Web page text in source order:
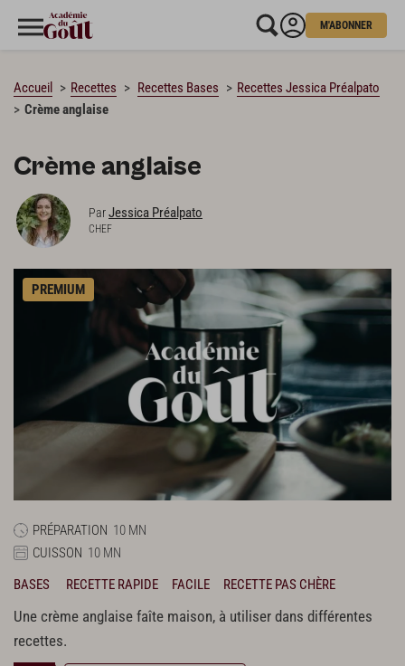
M'ABONNER
Accueil Recettes Recettes Bases
Recettes Jessica Préalpato
Crème anglaise
Crème anglaise
ParJessica Préalpato
CHEF
PREMIUM
PRÉPARATION 10 MN
CUISSON 10 MN
BASES
RECETTE RAPIDE FACILE RECETTE PAS CHÈRE
Une crème anglaise faîte maison, à utiliser dans différentes
recettes.
CHARGEMENT…